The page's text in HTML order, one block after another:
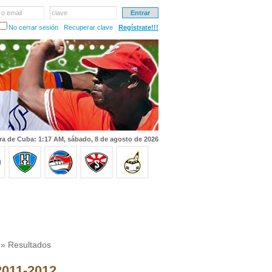
email
clave
No cerrar sesión
Recuperar clave Regístrate!!!
de Cuba: 1:17 AM, sábado, 8 de agosto de 2026
» Resultados